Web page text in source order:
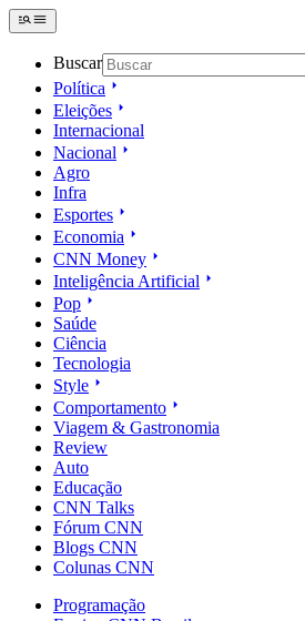
Buscar
Política
Eleições
Internacional
Nacional
Agro
Infra
Esportes
Economia
CNN Money
Inteligência Artificial
Pop
Saúde
Ciência
Tecnologia
Style
Comportamento
Viagem & Gastronomia
Review
Auto
Educação
CNN Talks
Fórum CNN
Blogs CNN
Colunas CNN
Programação